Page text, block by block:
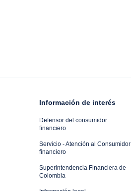
Información de interés
Defensor del consumidor
financiero
Servicio - Atención al Consumidor
financiero
Superintendencia Financiera de
Colombia